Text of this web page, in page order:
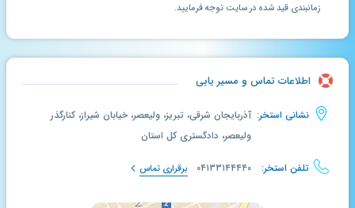
زمانبندی قید شده در سایت توجه فرمایید.
اطلاعات تماس و مسیر یابی
نشانی استخر: آذربایجان شرقی، تبریز، ولیعصر، خیابان شیراز، کنارگذر
ولیعصر، دادگستری کل استان
تلفن استخر: ۰۴۱۳۳۱۴۴۴۴۰ برقراری تماس